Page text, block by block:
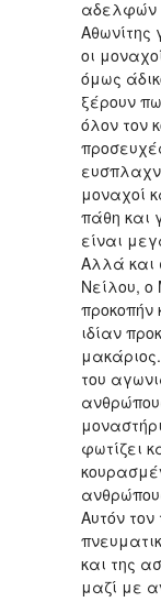
αδελφών
Αθωνίτης
οι
όμως
ξέρουν
όλον τον
μοναχοί
πάθη και
είναι
Αλλά και
Νείλου, ο
προκοπήν
ιδίαν
του
φωτίζει
Αυτόν
και της
μαζί με